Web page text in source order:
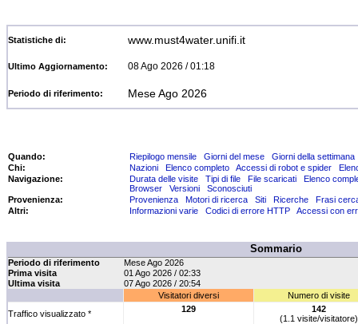
Statistiche di: www.must4water.unifi.it
Ultimo Aggiornamento: 08 Ago 2026 / 01:18
Periodo di riferimento: Mese Ago 2026
Quando: Riepilogo mensile Giorni del mese
Giorni della settimana
Chi:
Nazioni Elenco completo Accessi di robot e spider
Navigazione:
Durata delle visite Tipi di file File scaricati
Elenco
Browser
Versioni
Sconosciuti
Provenienza:
Provenienza Motori di ricerca Siti Ricerche
Frasi
Altri:
Informazioni varie Codici di errore HTTP Accessi con
Sommario
Periodo di riferimento
Mese Ago 2026
Prima visita
01 Ago 2026 / 02:33
Ultima visita
07 Ago 2026 / 20:54
Visitatori diversi
Numero di visite
Traffico visualizzato *
129
142
(1.1 visite/visitatore)